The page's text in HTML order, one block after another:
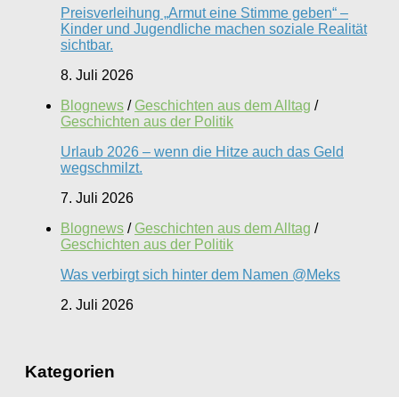
Preisverleihung „Armut eine Stimme geben“ –
Kinder und Jugendliche machen soziale Realität
sichtbar.
8. Juli 2026
Blognews / Geschichten aus dem Alltag /
Geschichten aus der Politik
Urlaub 2026 – wenn die Hitze auch das Geld
wegschmilzt.
7. Juli 2026
Blognews / Geschichten aus dem Alltag /
Geschichten aus der Politik
Was verbirgt sich hinter dem Namen @Meks
2. Juli 2026
Kategorien